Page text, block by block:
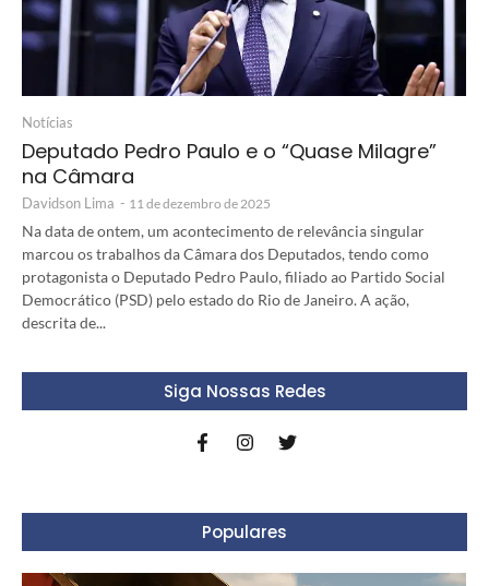
Notícias
Deputado Pedro Paulo e o “Quase Milagre”
na Câmara
Davidson Lima - 11 de dezembro de 2025
Na data de ontem, um acontecimento de relevância singular
marcou os trabalhos da Câmara dos Deputados, tendo como
protagonista o Deputado Pedro Paulo, filiado ao Partido Social
Democrático (PSD) pelo estado do Rio de Janeiro. A ação,
descrita de...
Siga Nossas Redes
Populares